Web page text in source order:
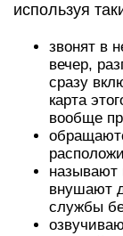
используя
звонят в
вечер,
сразу
карта
вообще
внушают
службы